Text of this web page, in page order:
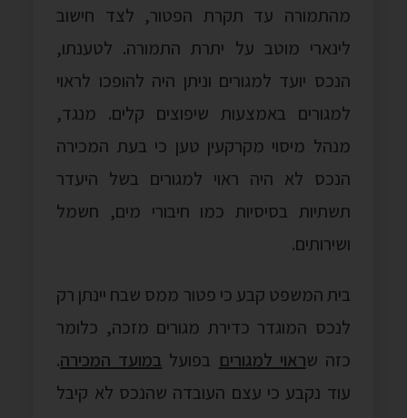
מהתמורה עד תקרת הפטור, לצד חישוב
לינארי מוטב על יתרת התמורה. לטענתו,
הנכס יועד למגורים וניתן היה להופכו לראוי
למגורים באמצעות שיפוצים קלים. מנגד,
מנהל מיסוי מקרקעין טען כי בעת המכירה
הנכס לא היה ראוי למגורים בשל היעדר
תשתיות בסיסיות כמו חיבורי מים, חשמל
ושירותים.
בית המשפט קבע כי פטור ממס שבח יינתן רק
לנכס המוגדר כדירת מגורים מזכה, כלומר
כזה שראוי למגורים בפועל במועד המכירה.
עוד נקבע כי עצם העובדה שהנכס לא קיבל